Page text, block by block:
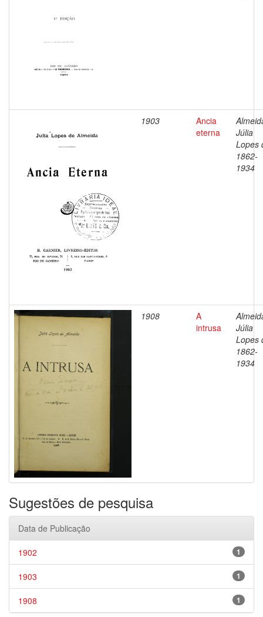
1903
Ancia
eterna
Júlia
Lopes
1862-
1934
1908
A
intrusa
Júlia
Lopes
1862-
1934
Sugestões de pesquisa
Data de Publicação
1
1902
1
1903
1
1908